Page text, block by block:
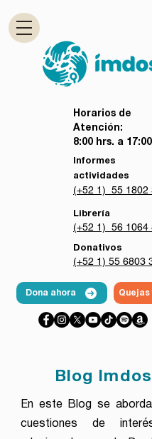
Horarios de
Atención:
8:00 hrs. a
Informes
actividades
(+52 1) 55 1802
Librería
(+52 1) 56 1064
Donativos
(+52 1) 55 6803
Dona ahora Quejas
Blog
En este Blog se
cuestiones de